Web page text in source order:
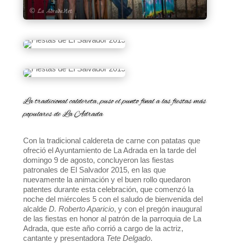
La tradicional caldereta, puso el punto final a las fiestas más
populares de La Adrada
Con la tradicional caldereta de carne con patatas que
ofreció el Ayuntamiento de La Adrada en la tarde del
domingo 9 de agosto, concluyeron las fiestas
patronales de El Salvador 2015, en las que
nuevamente la animación y el buen rollo quedaron
patentes durante esta celebración, que comenzó la
noche del miércoles 5 con el saludo de bienvenida del
alcalde D. Roberto Aparicio, y con el pregón inaugural
de las fiestas en honor al patrón de la parroquia de La
Adrada, que este año corrió a cargo de la actriz,
cantante y presentadora Tete Delgado.